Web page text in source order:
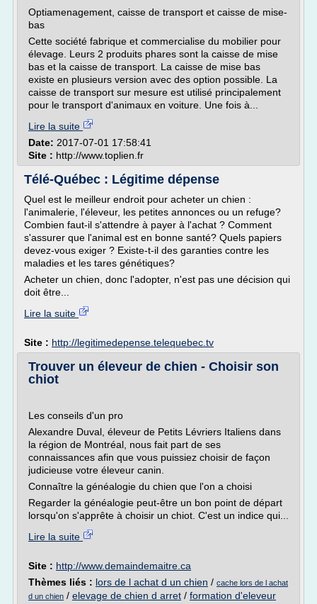
Optiamenagement, caisse de transport et caisse de mise-
bas
Cette société fabrique et commercialise du mobilier pour
élevage. Leurs 2 produits phares sont la caisse de mise
bas et la caisse de transport. La caisse de mise bas
existe en plusieurs version avec des option possible. La
caisse de transport sur mesure est utilisé principalement
pour le transport d'animaux en voiture. Une fois à...
Lire la suite
Date: 2017-07-01 17:58:41
Site : http://www.toplien.fr
Télé-Québec : Légitime dépense
Quel est le meilleur endroit pour acheter un chien :
l'animalerie, l'éleveur, les petites annonces ou un refuge?
Combien faut-il s'attendre à payer à l'achat ? Comment
s'assurer que l'animal est en bonne santé? Quels papiers
devez-vous exiger ? Existe-t-il des garanties contre les
maladies et les tares génétiques?
Acheter un chien, donc l'adopter, n'est pas une décision qui
doit être...
Lire la suite
Site : http://legitimedepense.telequebec.tv
Trouver un éleveur de chien - Choisir son
chiot
Les conseils d'un pro
Alexandre Duval, éleveur de Petits Lévriers Italiens dans
la région de Montréal, nous fait part de ses
connaissances afin que vous puissiez choisir de façon
judicieuse votre éleveur canin.
Connaître la généalogie du chien que l'on a choisi
Regarder la généalogie peut-être un bon point de départ
lorsqu'on s'apprête à choisir un chiot. C'est un indice qui...
Lire la suite
Site : http://www.demaindemaitre.ca
Thèmes liés : lors de l achat d un chien / cache lors de l achat
d un chien / elevage de chien d arret / formation d'eleveur